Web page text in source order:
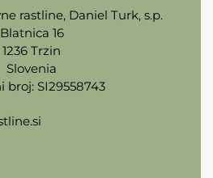
rastline, Daniel Turk, s.p.
Blatnica 16
1236 Trzin
Slovenia
broj: SI29558743